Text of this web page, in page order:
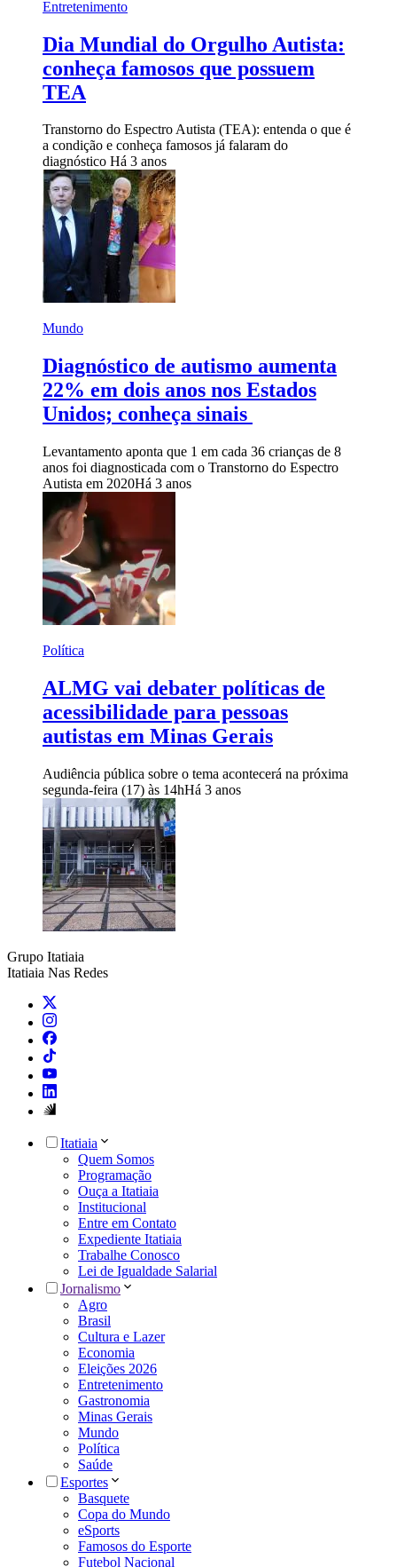
Entretenimento
Dia Mundial do Orgulho Autista:
conheça famosos que possuem
TEA
Transtorno do Espectro Autista (TEA): entenda o que é
a condição e conheça famosos já falaram do
diagnóstico Há 3 anos
Mundo
Diagnóstico de autismo aumenta
22% em dois anos nos Estados
Unidos; conheça sinais
Levantamento aponta que 1 em cada 36 crianças de 8
anos foi diagnosticada com o Transtorno do Espectro
Autista em 2020Há 3 anos
Política
ALMG vai debater políticas de
acessibilidade para pessoas
autistas em Minas Gerais
Audiência pública sobre o tema acontecerá na próxima
segunda-feira (17) às 14hHá 3 anos
Grupo Itatiaia
Itatiaia Nas Redes
Itatiaia
Quem Somos
Programação
Ouça a Itatiaia
Institucional
Entre em Contato
Expediente Itatiaia
Trabalhe Conosco
Lei de Igualdade Salarial
Jornalismo
Agro
Brasil
Cultura e Lazer
Economia
Eleições 2026
Entretenimento
Gastronomia
Minas Gerais
Mundo
Política
Saúde
Esportes
Basquete
Copa do Mundo
eSports
Famosos do Esporte
Futebol Nacional